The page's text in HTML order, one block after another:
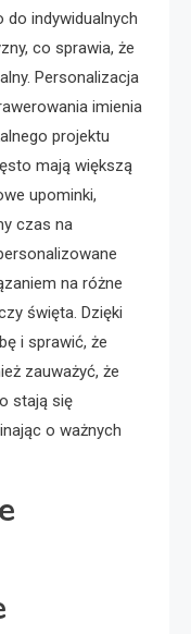
indywidualnych
co sprawia, że
Personalizacja
imienia
projektu
mają większą
upominki,
czas na
na różne
święta. Dzięki
i sprawić, że
zauważyć, że
stają się
o ważnych